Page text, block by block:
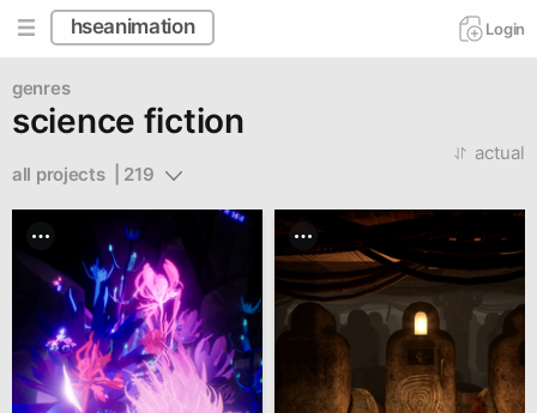
hseanimation Login
genres
science fiction
all projects  | 219
actual